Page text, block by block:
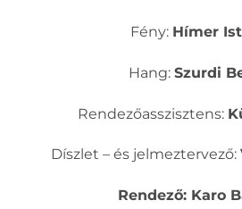
Fény: Hímer
Hang: Szurdi
Rendezőasszisztens:
Díszlet – és jelmeztervező:
Rendező: Karo